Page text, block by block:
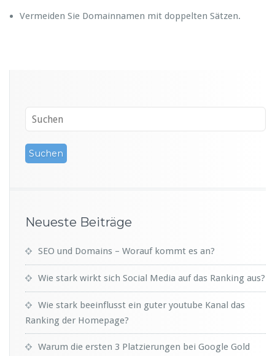
Vermeiden Sie Domainnamen mit doppelten Sätzen.
Neueste Beiträge
SEO und Domains – Worauf kommt es an?
Wie stark wirkt sich Social Media auf das Ranking aus?
Wie stark beeinflusst ein guter youtube Kanal das
Ranking der Homepage?
Warum die ersten 3 Platzierungen bei Google Gold